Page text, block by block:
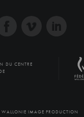
DU CENTRE
IMAGE PRODUCTION